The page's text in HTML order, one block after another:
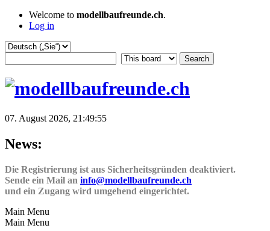
Welcome to modellbaufreunde.ch.
Log in
07. August 2026, 21:49:55
News:
Die Registrierung ist aus Sicherheitsgründen deaktiviert.
Sende ein Mail an info@modellbaufreunde.ch
und ein Zugang wird umgehend eingerichtet.
Main Menu
Main Menu